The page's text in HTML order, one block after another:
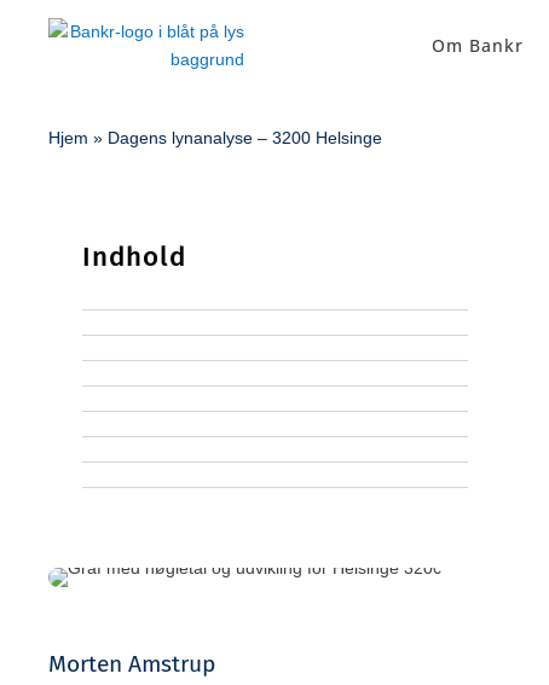
Om Bankr
Hjem » Dagens lynanalyse – 3200 Helsinge
Indhold
Morten Amstrup